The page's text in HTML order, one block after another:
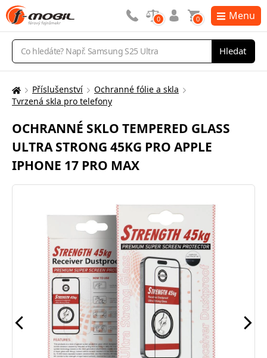
Vyhledávání
Hledat
0 0 Menu
Zde
nacházíte:
Příslušenství
Ochranné fólie a skla
Tvrzená skla pro telefony
OCHRANNÉ SKLO TEMPERED GLASS
ULTRA STRONG 45KG PRO APPLE
IPHONE 17 PRO MAX